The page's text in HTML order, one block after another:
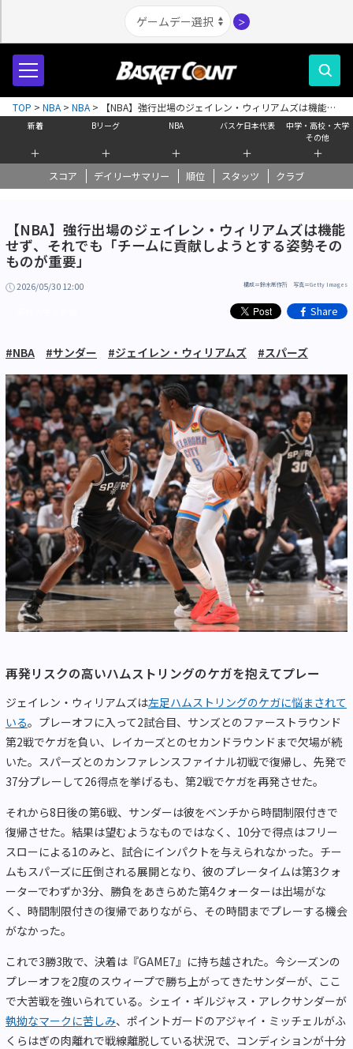
＞
新着
＋
Bリーグ
＋
NBA
＋
バスケ日本代表
＋
中学・高校・大学
その他
＋
スコア デイリーサマリー 順位 スタッツ クラブ
TOP > NBA > NBA >
【NBA】強行出場のジェイレン・ウィリアムズは機能せ
ず、それでも「チームに貢献しようとする姿勢そのものが重要」
【NBA】強行出場のジェイレン・ウィリアムズは機能
せず、それでも「チームに貢献しようとする姿勢その
ものが重要」
2026/05/30 12:00 構成＝鈴木制作所 写真＝Getty Images
Share
#NBA #サンダー #ジェイレン・ウィリアムズ #スパーズ
再発リスクの高いハムストリングのケガを抱えてプレー
ジェイレン・ウィリアムズは左足ハムストリングのケガに悩まされて
いる。プレーオフに入って2試合目、サンズとのファーストラウンド
第2戦でケガを負い、レイカーズとのセカンドラウンドまで欠場が続
いた。スパーズとのカンファレンスファイナル初戦で復帰し、先発で
37分プレーして26得点を挙げるも、第2戦でケガを再発させた。
それから8日後の第6戦、サンダーは彼をベンチから時間制限付きで
復帰させた。結果は望むようなものではなく、10分で得点はフリー
スローによる1のみと、試合にインパクトを与えられなかった。チー
ムもスパーズに圧倒される展開となり、彼のプレータイムは第3クォ
ーターでわずか3分、勝負をあきらめた第4クォーターは出場がな
く、時間制限付きの復帰でありながら、その時間までプレーする機会
がなかった。
これで3勝3敗で、決着は『GAME7』に持ち越された。今シーズンの
プレーオフを2度のスウィープで勝ち上がってきたサンダーが、ここ
で大苦戦を強いられている。シェイ・ギルジャス・アレクサンダーが
執拗なマークに苦しみ、ポイントガードのアジャイ・ミッチェルがふ
くらはぎの肉離れで戦線離脱している状況で、コンディションが十分